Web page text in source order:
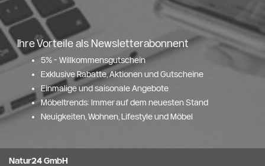
Ihre Vorteile als Newsletterabonnent
5% - Willkommensgutschein
Exklusive Rabatte, Aktionen und Gutscheine
Einmalige und saisonale Angebote
Möbeltrends: Immer auf dem neuesten Stand
Neuigkeiten, Wohnen, Lifestyle und Möbel
Natur24 GmbH